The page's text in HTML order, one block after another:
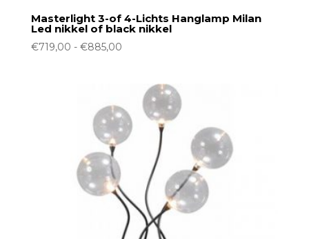
Masterlight 3-of 4-Lichts Hanglamp Milan
Led nikkel of black nikkel
€719,00 - €885,00Prijsklasse:
€885,00